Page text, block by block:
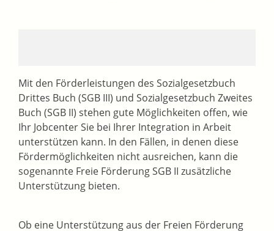
Mit den Förderleistungen des Sozialgesetzbuch
Drittes Buch (SGB III) und Sozialgesetzbuch Zweites
Buch (SGB II) stehen gute Möglichkeiten offen, wie
Ihr Jobcenter Sie bei Ihrer Integration in Arbeit
unterstützen kann. In den Fällen, in denen diese
Fördermöglichkeiten nicht ausreichen, kann die
sogenannte Freie Förderung SGB II zusätzliche
Unterstützung bieten.
Ob eine Unterstützung aus der Freien Förderung